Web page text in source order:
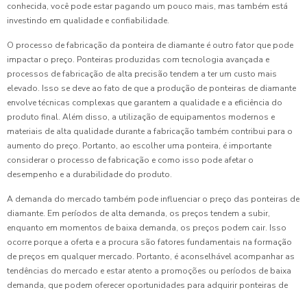
conhecida, você pode estar pagando um pouco mais, mas também está
investindo em qualidade e confiabilidade.
O processo de fabricação da ponteira de diamante é outro fator que pode
impactar o preço. Ponteiras produzidas com tecnologia avançada e
processos de fabricação de alta precisão tendem a ter um custo mais
elevado. Isso se deve ao fato de que a produção de ponteiras de diamante
envolve técnicas complexas que garantem a qualidade e a eficiência do
produto final. Além disso, a utilização de equipamentos modernos e
materiais de alta qualidade durante a fabricação também contribui para o
aumento do preço. Portanto, ao escolher uma ponteira, é importante
considerar o processo de fabricação e como isso pode afetar o
desempenho e a durabilidade do produto.
A demanda do mercado também pode influenciar o preço das ponteiras de
diamante. Em períodos de alta demanda, os preços tendem a subir,
enquanto em momentos de baixa demanda, os preços podem cair. Isso
ocorre porque a oferta e a procura são fatores fundamentais na formação
de preços em qualquer mercado. Portanto, é aconselhável acompanhar as
tendências do mercado e estar atento a promoções ou períodos de baixa
demanda, que podem oferecer oportunidades para adquirir ponteiras de